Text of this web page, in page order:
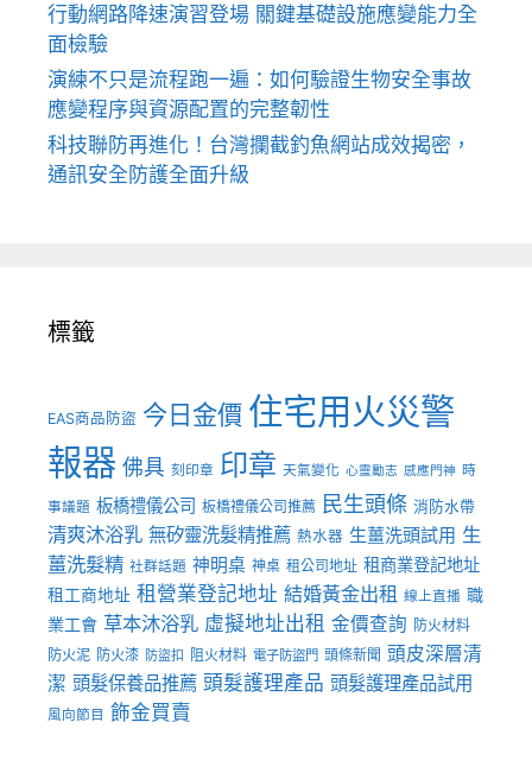
行動網路降速演習登場 關鍵基礎設施應變能力全
面檢驗
演練不只是流程跑一遍：如何驗證生物安全事故
應變程序與資源配置的完整韌性
科技聯防再進化！台灣攔截釣魚網站成效揭密，
通訊安全防護全面升級
標籤
EAS商品防盜 今日金價 住宅用火災警
報器 佛具 刻印章 印章 天氣變化 心靈勵志 感應門神 時
事議題 板橋禮儀公司 板橋禮儀公司推薦 民生頭條 消防水帶
清爽沐浴乳 無矽靈洗髮精推薦 熱水器 生薑洗頭試用 生
薑洗髮精 社群話題 神明桌 神桌 租公司地址 租商業登記地址
租工商地址 租營業登記地址 結婚黃金出租 線上直播 職
業工會 草本沐浴乳 虛擬地址出租 金價查詢 防火材料
防火泥 防火漆 防盜扣 阻火材料 電子防盜門 頭條新聞 頭皮深層清
潔 頭髮保養品推薦 頭髮護理產品 頭髮護理產品試用
風向節目 飾金買賣